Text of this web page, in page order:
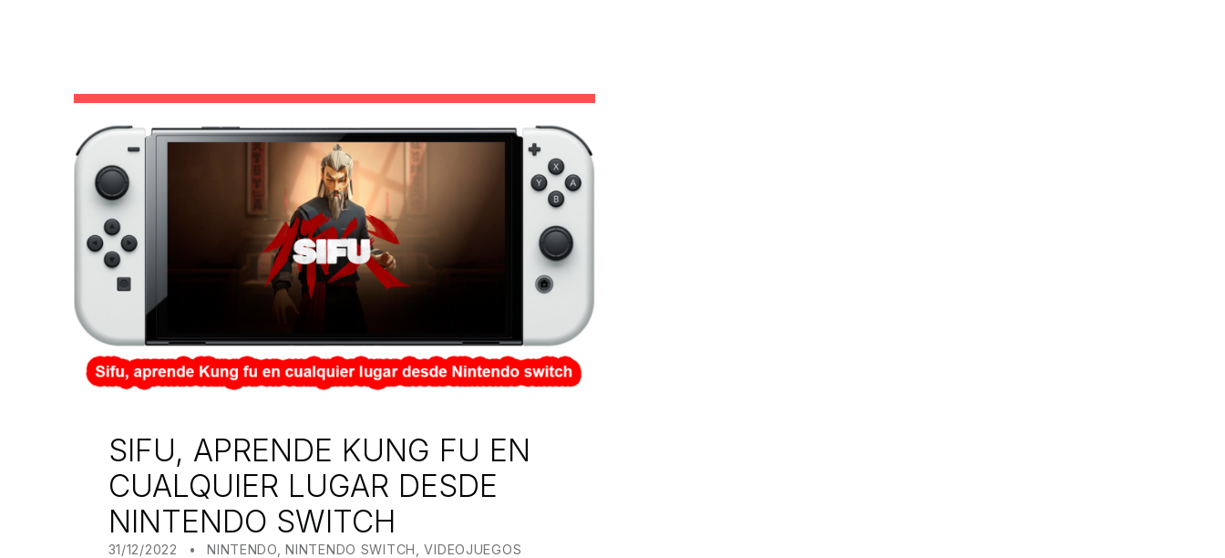
SIFU, APRENDE KUNG FU EN
CUALQUIER LUGAR DESDE
NINTENDO SWITCH
31/12/2022 WRITTEN BY:
JUANJO BILBAO
NINTENDO ,NINTENDO SWITCH ,VIDEOJUEGOS